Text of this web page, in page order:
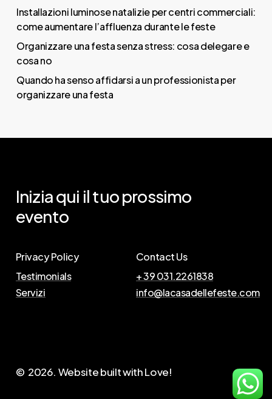
Installazioni luminose natalizie per centri commerciali:
come aumentare l’affluenza durante le feste
Organizzare una festa senza stress: cosa delegare e
cosa no
Quando ha senso affidarsi a un professionista per
organizzare una festa
Iniziaqui iltuoprossimo
evento
Privacy Policy
Testimonials
Servizi
Contact Us
+ 39 031.2261838
info@lacasadellefeste.com
Scriv ici!
© 2026. Website built with Love!